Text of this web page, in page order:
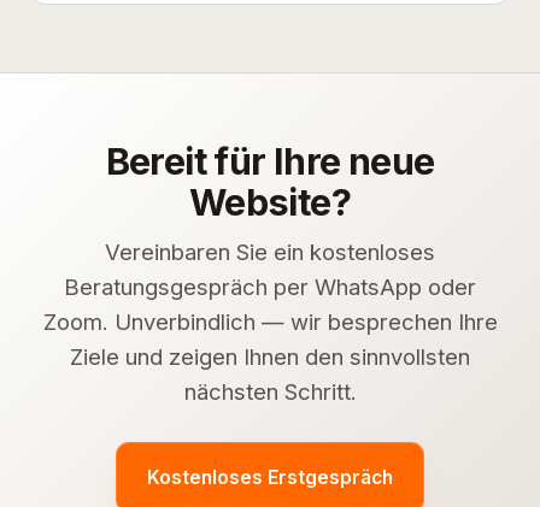
Bereit für Ihre neue
Website?
Vereinbaren Sie ein kostenloses
Beratungsgespräch per WhatsApp oder
Zoom. Unverbindlich — wir besprechen Ihre
Ziele und zeigen Ihnen den sinnvollsten
nächsten Schritt.
Kostenloses Erstgespräch